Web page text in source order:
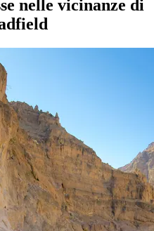
nelle vicinanze di